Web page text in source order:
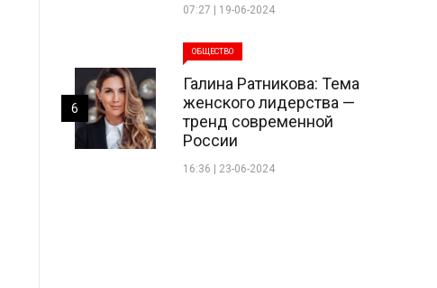
07:27 | 19-06-2024
ОБЩЕСТВО
Галина Ратникова: Тема
женского лидерства —
тренд современной
России
16:36 | 23-06-2024
6